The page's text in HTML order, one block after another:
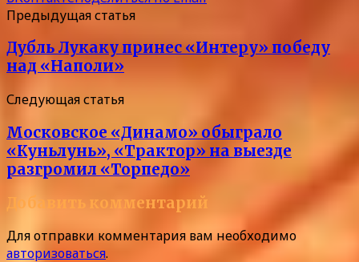
Предыдущая статья
Дубль Лукаку принес «Интеру» победу
над «Наполи»
Следующая статья
Московское «Динамо» обыграло
«Куньлунь», «Трактор» на выезде
разгромил «Торпедо»
Добавить комментарий
Для отправки комментария вам необходимо
авторизоваться.